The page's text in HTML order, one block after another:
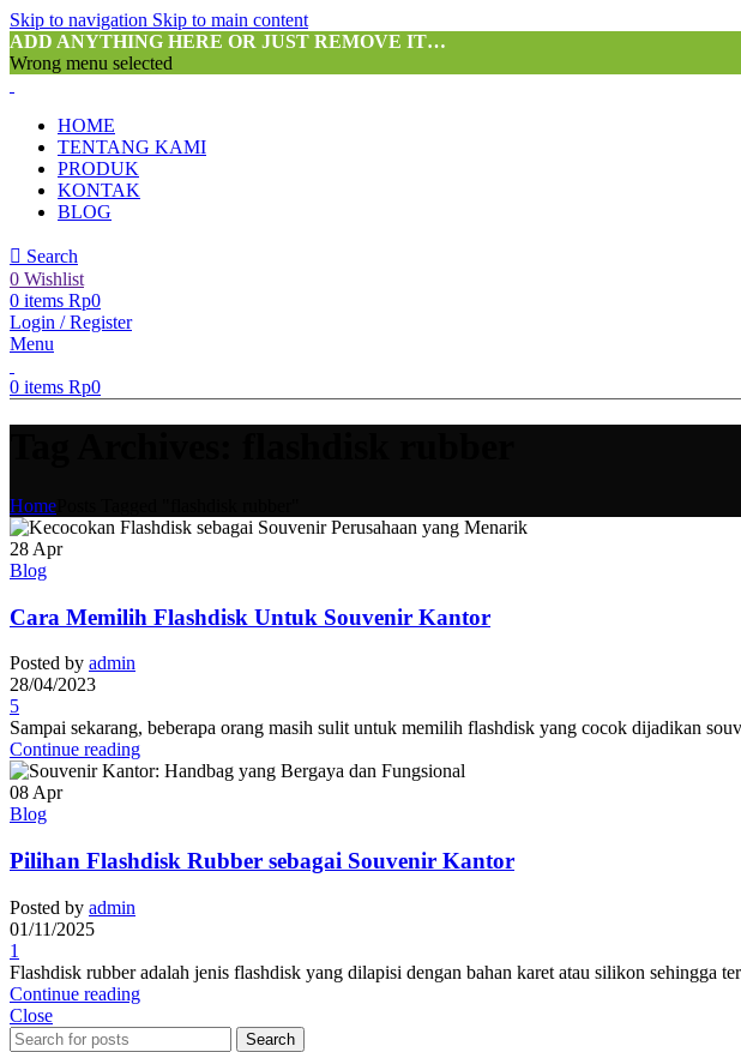
Skip to navigation Skip to main content
ADD ANYTHING HERE OR JUST REMOVE IT…
Wrong menu selected
HOME
TENTANG KAMI
PRODUK
KONTAK
BLOG
Search
0 Wishlist
0 items Rp0
Login / Register
Menu
0 items Rp0
Home
28 Apr
Blog
Cara Memilih Flashdisk Untuk Souvenir Kantor
Posted by admin
28/04/2023
5
Sampai sekarang, beberapa orang masih sulit untuk memilih flashdisk yang cocok dijadikan
Continue reading
08 Apr
Blog
Pilihan Flashdisk Rubber sebagai Souvenir Kantor
Posted by admin
01/11/2025
1
Flashdisk rubber adalah jenis flashdisk yang dilapisi dengan bahan karet atau silikon sehingga
Continue reading
Close
Search